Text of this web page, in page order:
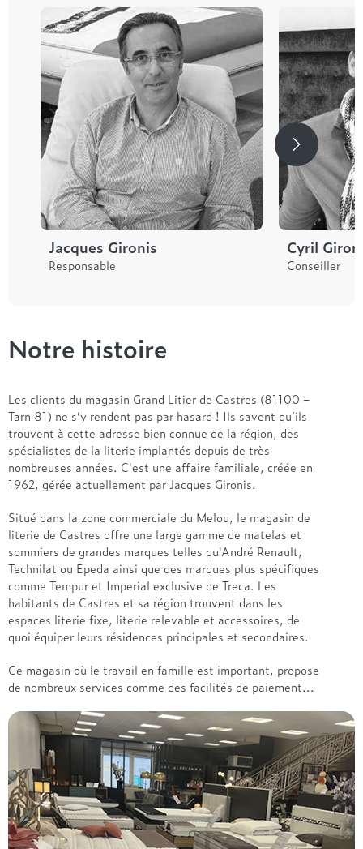
Jacques Gironis
Responsable
Cyril
Conseiller
Notre histoire
Les clients du magasin Grand Litier de Castres (81100 –
Tarn 81) ne s’y rendent pas par hasard ! Ils savent qu’ils
trouvent à cette adresse bien connue de la région, des
spécialistes de la literie implantés depuis de très
nombreuses années. C'est une affaire familiale, créée en
1962, gérée actuellement par Jacques Gironis.
Situé dans la zone commerciale du Melou, le magasin de
literie de Castres offre une large gamme de matelas et
sommiers de grandes marques telles qu'André Renault,
Technilat ou Epeda ainsi que des marques plus spécifiques
comme Tempur et Imperial exclusive de Treca. Les
habitants de Castres et sa région trouvent dans les
espaces literie fixe, literie relevable et accessoires, de
quoi équiper leurs résidences principales et secondaires.
Ce magasin où le travail en famille est important, propose
de nombreux services comme des facilités de paiement...